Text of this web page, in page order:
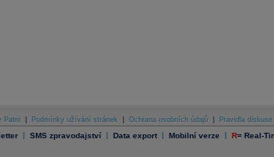
Patrii Podmínky užívání stránek Ochrana osobních údajů Pravidla diskuse
| SMS zpravodajství | Data export | Mobilní verze | R= Real-